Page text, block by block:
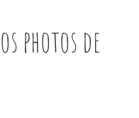
photos de